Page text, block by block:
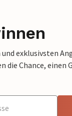
exklusivsten
Chance, einen